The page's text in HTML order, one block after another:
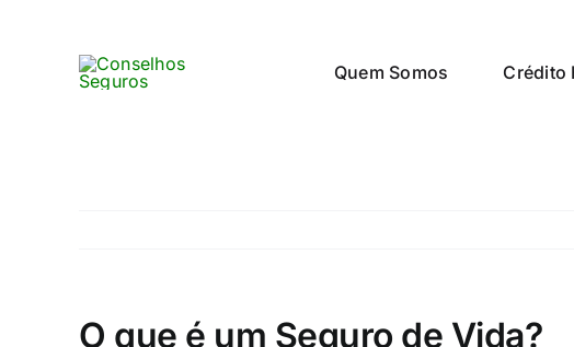
Quem Somos Crédito
O que é um Seguro de Vida?